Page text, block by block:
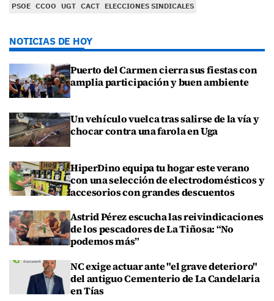
PSOE CCOO UGT CACT ELECCIONES SINDICALES
NOTICIAS DE HOY
Puerto del Carmen cierra sus fiestas con
amplia participación y buen ambiente
Un vehículo vuelca tras salirse de la vía y
chocar contra una farola en Uga
HiperDino equipa tu hogar este verano
con una selección de electrodomésticos y
accesorios con grandes descuentos
Astrid Pérez escucha las reivindicaciones
de los pescadores de La Tiñosa: “No
podemos más”
NC exige actuar ante "el grave deterioro"
del antiguo Cementerio de La Candelaria
en Tías